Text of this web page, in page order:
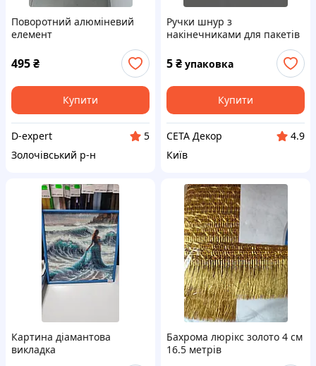
Поворотний алюміневий
елемент
495₴
Купити
D-expert
5
Золочівський р-н
Ручки шнур з
накінечниками для пакетів
35 см ø 5 мм упаковка 10 шт
5₴ упаковка
Купити
СЕТА Декор
4.9
Київ
Картина діамантова
викладка
Бахрома люрікс золото 4 см
16.5 метрів